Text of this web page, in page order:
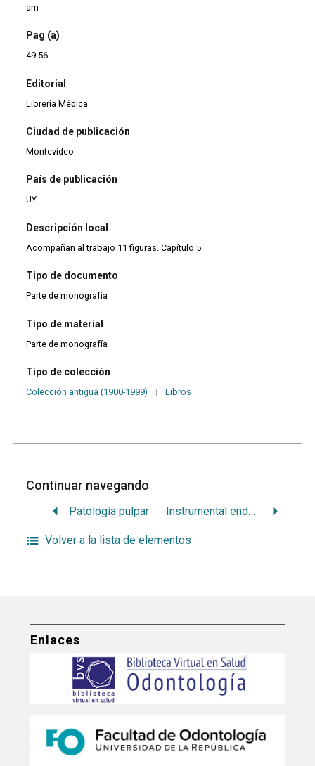
am
Pag (a)
49-56
Editorial
Librería Médica
Ciudad de publicación
Montevideo
País de publicación
UY
Descripción local
Acompañan al trabajo 11 figuras. Capítulo 5
Tipo de documento
Parte de monografía
Tipo de material
Parte de monografía
Tipo de colección
Colección antigua (1900-1999) | Libros
Continuar navegando
Patología pulpar Instrumental endodóntico (para la preparación de conductos radiculares)
Volver a la lista de elementos
Enlaces